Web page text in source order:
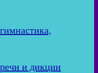
и дикции